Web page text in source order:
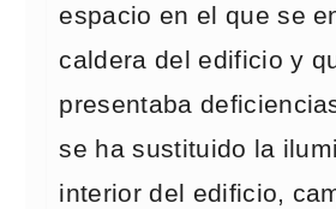
espacio en el que se
caldera del edificio y
presentaba
se ha sustituido la
interior del edificio,